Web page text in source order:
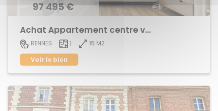
97 495 €
Achat Appartement centre ville
RENNES 1
15 M2
Voir le bien